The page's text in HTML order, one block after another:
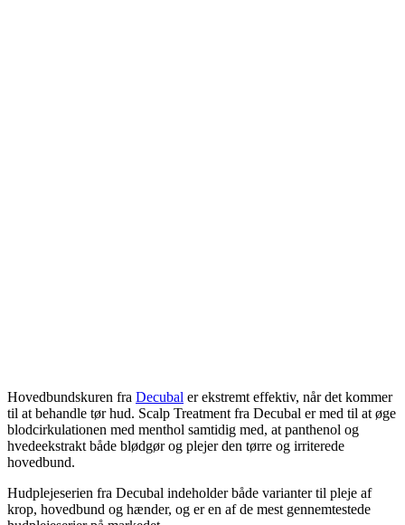
Hovedbundskuren fra Decubal er ekstremt effektiv, når det kommer
til at behandle tør hud. Scalp Treatment fra Decubal er med til at øge
blodcirkulationen med menthol samtidig med, at panthenol og
hvedeekstrakt både blødgør og plejer den tørre og irriterede
hovedbund.
Hudplejeserien fra Decubal indeholder både varianter til pleje af
krop, hovedbund og hænder, og er en af de mest gennemtestede